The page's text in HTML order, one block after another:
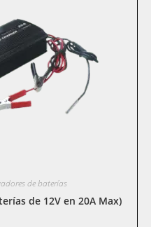
de baterías
de 12V en 20A Max)